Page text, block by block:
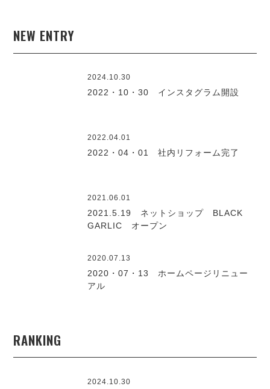
NEW ENTRY
2024.10.30
2022・10・30 インスタグラム開設
2022.04.01
2022・04・01 社内リフォーム完了
2021.06.01
2021.5.19 ネットショップ BLACK
GARLIC オープン
2020.07.13
2020・07・13 ホームページリニュー
アル
RANKING
2024.10.30